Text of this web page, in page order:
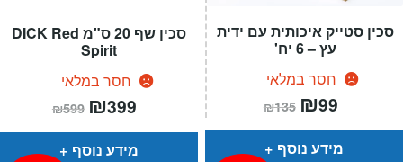
סכין שף 20 ס"מ DICK Red
Spirit
חסר במלאי
₪599 המחיר
המקורי
היה:
₪599.
₪399
הוא:
מידע נוסף
סכין סטייק איכותית עם ידית
עץ – 6 יח'
חסר במלאי
₪135 המחיר
המקורי
היה:
₪135.
₪99
הוא:
מידע נוסף